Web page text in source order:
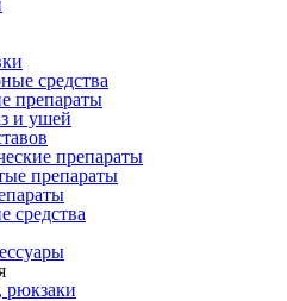
средства
препараты
и ушей
препараты
препараты
средства
рюкзаки